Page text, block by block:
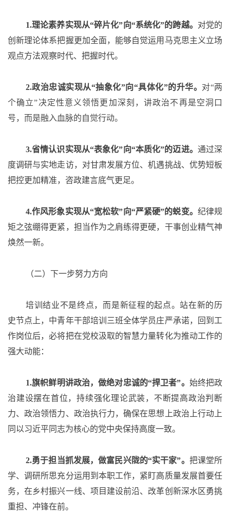
1.理论素养实现从“碎片化”向“系统化”的跨越。 对党的
创新理论体系把握更加全面，能够自觉运用马克思主义立场
观点方法观察时代、把握时代。
2.政治忠诚实现从“抽象化”向“具体化”的升华。 对“两
个确立”决定性意义领悟更加深刻，讲政治不再是空洞口
号，而是融入血脉的自觉行动。
3.省情认识实现从“表象化”向“本质化”的迈进。 通过深
度调研与实地走访，对甘肃发展方位、机遇挑战、优势短板
把控更加精准，咨政建言底气更足。
4.作风形象实现从“宽松软”向“严紧硬”的蜕变。 纪律规
矩之弦绷得更紧，担当作为之肩练得更硬，干事创业精气神
焕然一新。
（二）下一步努力方向
培训结业不是终点，而是新征程的起点。站在新的历
史节点上，中青年干部培训三班全体学员庄严承诺，回到工
作岗位后，必将把在党校汲取的智慧力量转化为推动工作的
强大动能：
1.旗帜鲜明讲政治，做绝对忠诚的“捍卫者”。 始终把政
治建设摆在首位，持续强化理论武装，不断提高政治判断
力、政治领悟力、政治执行力，确保在思想上政治上行动上
同以习近平同志为核心的党中央保持高度一致。
2.勇于担当抓发展，做富民兴陇的“实干家”。 把课堂所
学、调研所思充分运用到本职工作，紧盯高质量发展首要任
务，在乡村振兴一线、项目建设前沿、改革创新深水区勇挑
重担、冲锋在前。